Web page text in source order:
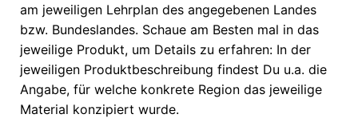
am jeweiligen Lehrplan des angegebenen Landes
bzw. Bundeslandes. Schaue am Besten mal in das
jeweilige Produkt, um Details zu erfahren: In der
jeweiligen Produktbeschreibung findest Du u.a. die
Angabe, für welche konkrete Region das jeweilige
Material konzipiert wurde.